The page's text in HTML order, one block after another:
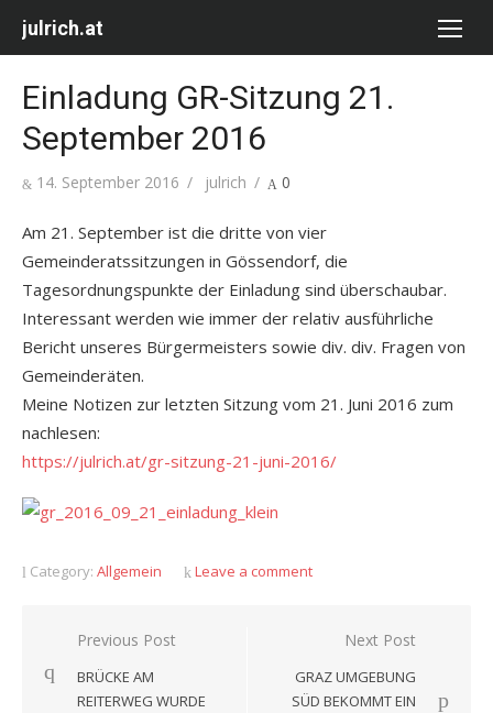
julrich.at
Einladung GR-Sitzung 21.
September 2016
Posted
14. September 2016 Author
julrich 0
Am 21. September ist die dritte von vier
Gemeinderatssitzungen in Gössendorf, die
Tagesordnungspunkte der Einladung sind überschaubar.
Interessant werden wie immer der relativ ausführliche
Bericht unseres Bürgermeisters sowie div. div. Fragen von
Gemeinderäten.
Meine Notizen zur letzten Sitzung vom 21. Juni 2016 zum
nachlesen:
https://julrich.at/gr-sitzung-21-juni-2016/
Category: Allgemein Leave a comment
Beitragsnavigation
Previous Post
BRÜCKE AM
REITERWEG WURDE
Next Post
GRAZ UMGEBUNG
SÜD BEKOMMT EIN